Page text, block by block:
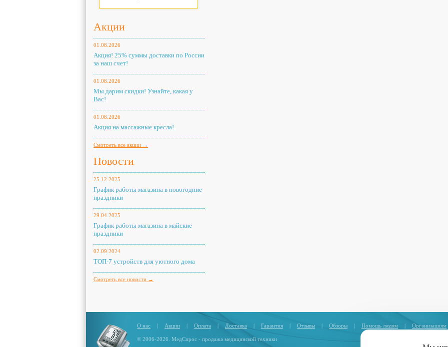
Акции
01.08.2026
Акция! 25% суммы доставки по России
за наш счет!
01.08.2026
Мы дарим скидки! Узнайте, какая у
Вас!
01.08.2026
Акция на массажные кресла!
Смотреть все акции →
Новости
25.12.2025
График работы магазина в новогодние
праздники
29.04.2025
График работы магазина в майские
праздники
02.09.2024
ТОП-7 устройств для уютного дома
Смотреть все новости →
О нас | Акции | Оплата | Доставка | Гарантия | Отзывы | Обзоры | Помощь людям | Организациям
© 2006-2026. МедСпрос - продажа медицинской техники